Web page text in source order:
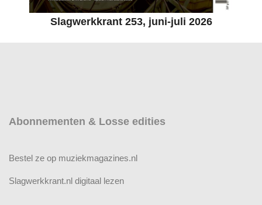
Slagwerkkrant 253, juni-juli 2026
Abonnementen & Losse edities
Bestel ze op muziekmagazines.nl
Slagwerkkrant.nl digitaal lezen